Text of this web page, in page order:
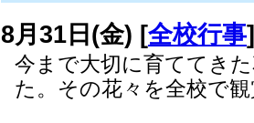
8月31日(金) [全校行事
今まで大切に育ててき
た。その花々を全校で観